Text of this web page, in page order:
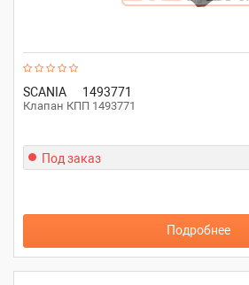
SCANIA 1493771
Клапан КПП 1493771
Под заказ
Подробнее